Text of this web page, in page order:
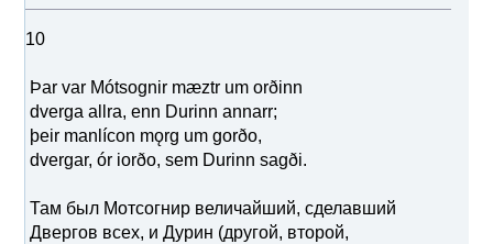
10
Þar var Mótsognir mæztr um orðinn
dverga allra, enn Durinn annarr;
þeir manlícon mǫrg um gorðo,
dvergar, ór iorðo, sem Durinn sagði.
Там был Мотсогнир величайший, сделавший
Двергов всех, и Дурин (другой, второй,